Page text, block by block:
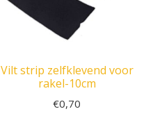
Vilt strip zelfklevend voor
rakel-10cm
€0,70